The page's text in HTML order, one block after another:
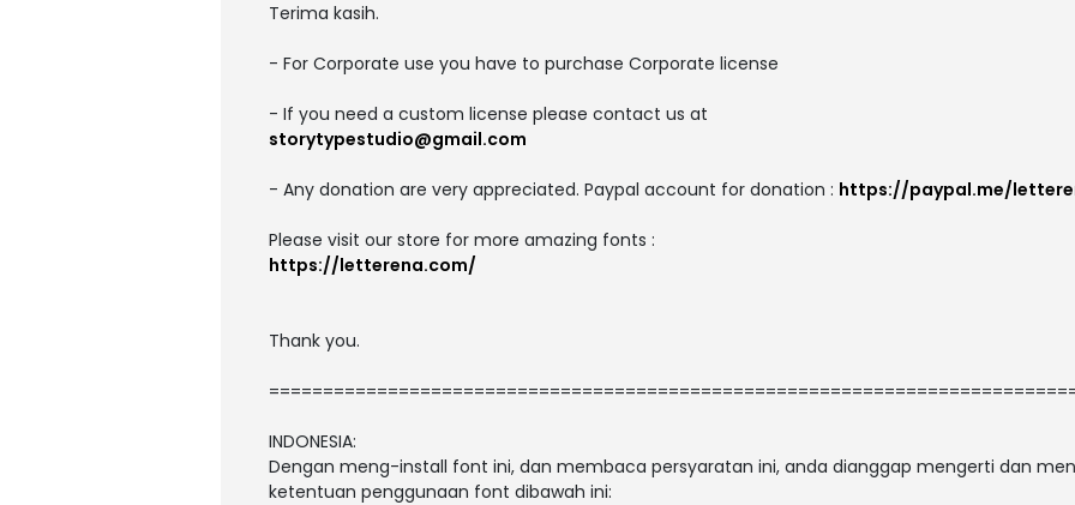
Terima kasih.
- For Corporate use you have to purchase Corporate license
- If you need a custom license please contact us at
storytypestudio@gmail.com
- Any donation are very appreciated. Paypal account for donation : https://paypal.me/
Please visit our store for more amazing fonts :
https://letterena.com/
Thank you.
INDONESIA:
Dengan meng-install font ini, dan membaca persyaratan ini, anda dianggap mengerti dan
ketentuan penggunaan font dibawah ini: